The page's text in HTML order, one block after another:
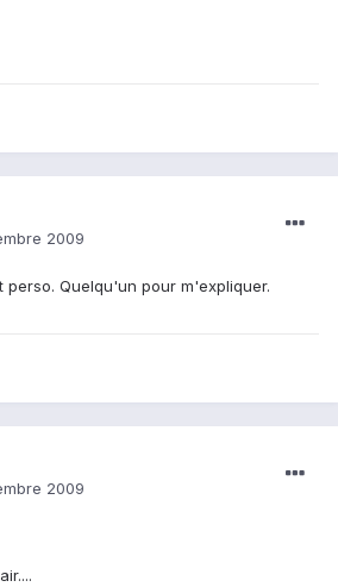
2009
Quelqu'un pour m'expliquer.
2009